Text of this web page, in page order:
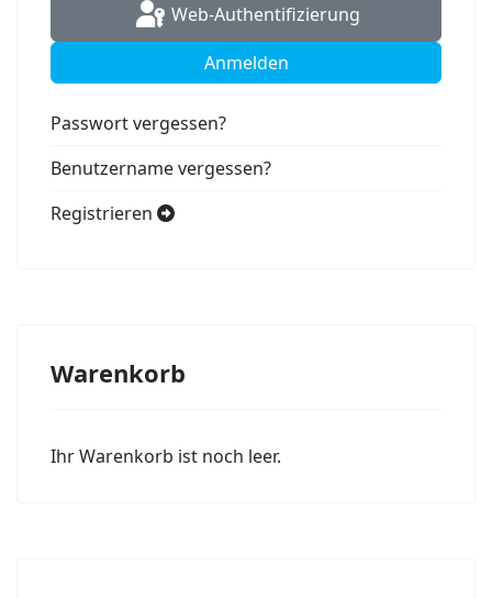
Web-Authentifizierung
Anmelden
Passwort vergessen?
Benutzername vergessen?
Registrieren
Warenkorb
Ihr Warenkorb ist noch leer.